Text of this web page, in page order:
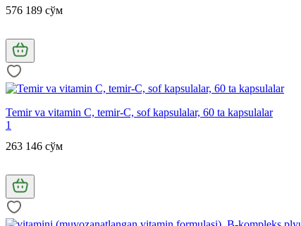
576 189 сўм
Temir va vitamin C, temir-C, sof kapsulalar, 60 ta kapsulalar
1
263 146 сўм